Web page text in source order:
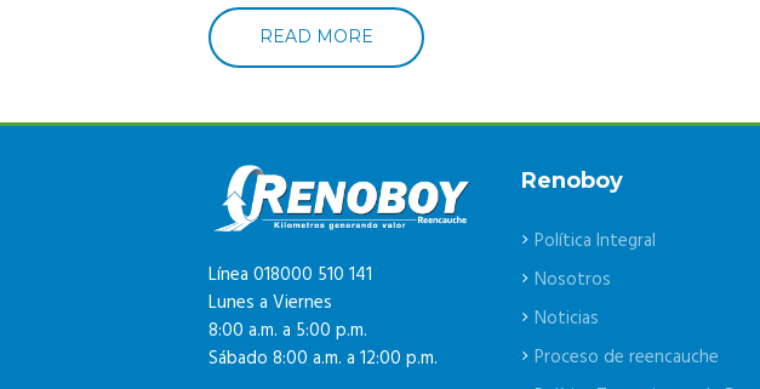
READ MORE
Línea 018000 510 141
Lunes a Viernes
8:00 a.m. a 5:00 p.m.
Sábado 8:00 a.m. a 12:00 p.m.
Renoboy
Política Integral
Nosotros
Noticias
Proceso de reencauche